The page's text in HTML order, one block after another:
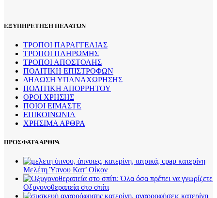
ΕΞΥΠΗΡΕΤΗΣΗ ΠΕΛΑΤΩΝ
ΤΡΟΠΟΙ ΠΑΡΑΓΓΕΛΙΑΣ
ΤΡΟΠΟΙ ΠΛΗΡΩΜΗΣ
ΤΡΟΠΟΙ ΑΠΟΣΤΟΛΗΣ
ΠΟΛΙΤΙΚΗ ΕΠΙΣΤΡΟΦΩΝ
ΔΗΛΩΣΗ ΥΠΑΝΑΧΩΡΗΣΗΣ
ΠΟΛΙΤΙΚΗ ΑΠΟΡΡΗΤΟΥ
ΟΡΟΙ ΧΡΗΣΗΣ
ΠΟΙΟΙ ΕΙΜΑΣΤΕ
ΕΠΙΚΟΙΝΩΝΙΑ
ΧΡΗΣΙΜΑ ΑΡΘΡΑ
ΠΡΟΣΦΑΤΑ ΑΡΘΡΑ
Μελέτη Ύπνου Κατ’ Οίκον
Οξυγονοθεραπεία στο σπίτι